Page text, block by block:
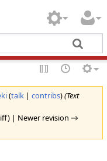
(talk| contribs)(Text
| Newer revision →